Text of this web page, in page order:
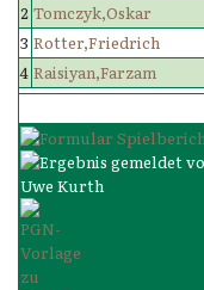
2 Tomczyk,Oskar
3 Rotter,Friedrich
4 Raisiyan,Farzam